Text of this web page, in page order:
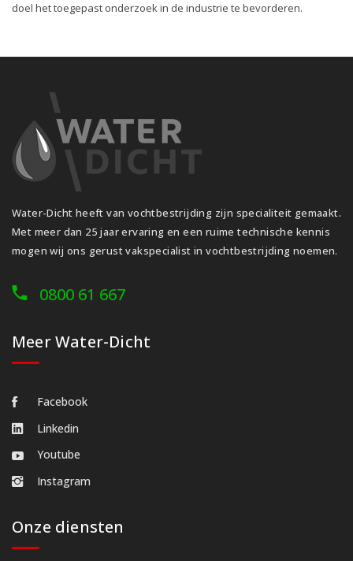
doel het toegepast onderzoek in de industrie te bevorderen.
Water-Dicht heeft van vochtbestrijding zijn specialiteit gemaakt.
Met meer dan 25 jaar ervaring en een ruime technische kennis
mogen wij ons gerust vakspecialist in vochtbestrijding noemen.
0800 61 667
Meer Water-Dicht
Facebook
Linkedin
Youtube
Instagram
Onze diensten